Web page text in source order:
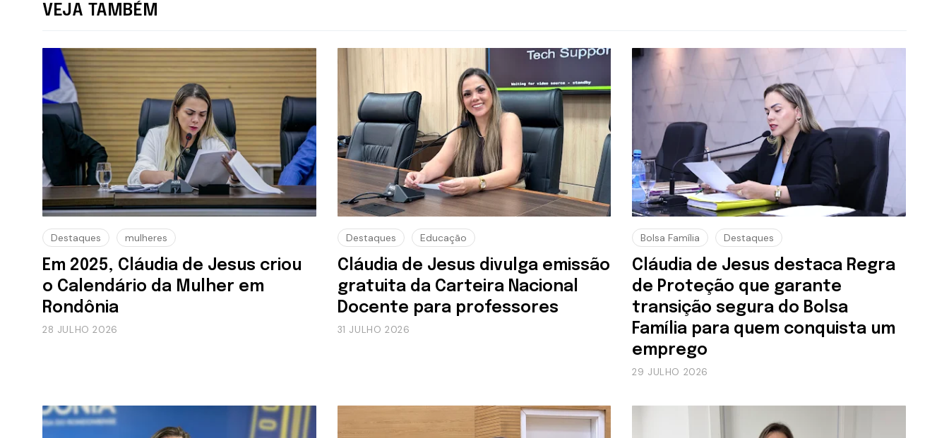
VEJA TAMBÉM
Destaques mulheres
Em 2025, Cláudia de Jesus criou
o Calendário da Mulher em
Rondônia
28 JULHO 2026
Destaques Educação
Cláudia de Jesus divulga emissão
gratuita da Carteira Nacional
Docente para professores
31 JULHO 2026
Bolsa Família Destaques
Cláudia de Jesus destaca Regra
de Proteção que garante
transição segura do Bolsa
Família para quem conquista um
emprego
29 JULHO 2026